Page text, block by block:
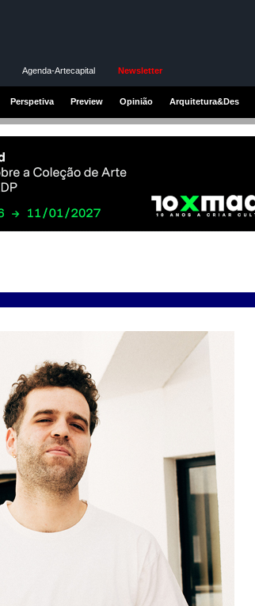
Agenda-Artecapital Newsletter
Perspetiva Preview Opinião Arquitetura&Des